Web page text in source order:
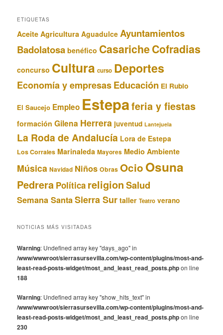
ETIQUETAS
Aceite Agricultura Aguadulce Ayuntamientos
Badolatosa benéfico CasaricheCofradias
concurso Cultura curso Deportes
Economía y empresasEducación El Rubio
El Saucejo Empleo Estepaferia y fiestas
formación Gilena Herrera juventud Lantejuela
La Roda de Andalucía Lora de Estepa
Los Corrales Marinaleda Mayores Medio Ambiente
Música Navidad Niños Obras Ocio Osuna
Pedrera Política religionSalud
Semana SantaSierra Sur taller Teatro verano
NOTICIAS MÁS VISITADAS
Warning: Undefined array key "days_ago" in
/www/wwwroot/sierrasursevilla.com/wp-content/plugins/most-and-
least-read-posts-widget/most_and_least_read_posts.phpon line
188
Warning: Undefined array key "show_hits_text" in
/www/wwwroot/sierrasursevilla.com/wp-content/plugins/most-and-
least-read-posts-widget/most_and_least_read_posts.phpon line
230